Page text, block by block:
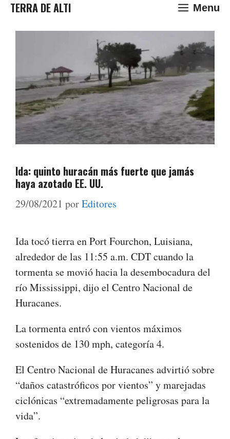
SaltarTERRA DE ALTI Menu
Ida: quinto huracán más fuerte que jamás
haya azotado EE. UU.
29/08/2021 porEditores
Ida tocó tierra en Port Fourchon, Luisiana,
alrededor de las 11:55 a.m. CDT cuando la
tormenta se movió hacia la desembocadura del
río Mississippi, dijo el Centro Nacional de
Huracanes.
La tormenta entró con vientos máximos
sostenidos de 130 mph, categoría 4.
El Centro Nacional de Huracanes advirtió sobre
“daños catastróficos por vientos” y marejadas
ciclónicas “extremadamente peligrosas para la
vida”.